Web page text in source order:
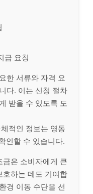
급 요청
한 서류와 자격 요
다. 이는 신청 절차
받을 수 있도록 도
적인 정보는 영동
인할 수 있습니다.
은 소비자에게 큰
호하는 데도 기여합
경 이동 수단을 선